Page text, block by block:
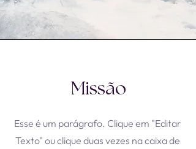
Missão
​Esse é um parágrafo. Clique em "Editar
Texto" ou clique duas vezes na caixa de